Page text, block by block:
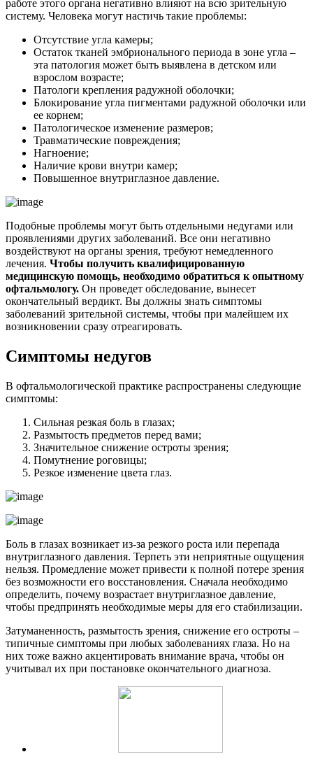
работе этого органа негативно влияют на всю зрительную
систему. Человека могут настичь такие проблемы:
Отсутствие угла камеры;
Остаток тканей эмбрионального периода в зоне угла –
эта патология может быть выявлена в детском или
взрослом возрасте;
Патологи крепления радужной оболочки;
Блокирование угла пигментами радужной оболочки или
ее корнем;
Патологическое изменение размеров;
Травматические повреждения;
Нагноение;
Наличие крови внутри камер;
Повышенное внутриглазное давление.
Подобные проблемы могут быть отдельными недугами или
проявлениями других заболеваний. Все они негативно
воздействуют на органы зрения, требуют немедленного
лечения. Чтобы получить квалифицированную
медицинскую помощь, необходимо обратиться к опытному
офтальмологу. Он проведет обследование, вынесет
окончательный вердикт. Вы должны знать симптомы
заболеваний зрительной системы, чтобы при малейшем их
возникновении сразу отреагировать.
Симптомы недугов
В офтальмологической практике распространены следующие
симптомы:
Сильная резкая боль в глазах;
Размытость предметов перед вами;
Значительное снижение остроты зрения;
Помутнение роговицы;
Резкое изменение цвета глаз.
Боль в глазах возникает из-за резкого роста или перепада
внутриглазного давления. Терпеть эти неприятные ощущения
нельзя. Промедление может привести к полной потере зрения
без возможности его восстановления. Сначала необходимо
определить, почему возрастает внутриглазное давление,
чтобы предпринять необходимые меры для его стабилизации.
Затуманенность, размытость зрения, снижение его остроты –
типичные симптомы при любых заболеваниях глаза. Но на
них тоже важно акцентировать внимание врача, чтобы он
учитывал их при постановке окончательного диагноза.